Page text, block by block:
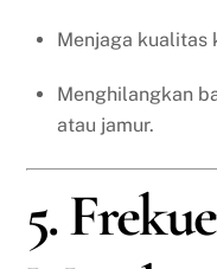
Menjaga kualitas
Menghilangkan
atau jamur.
5.